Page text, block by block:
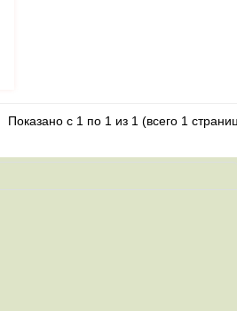
Показано с 1 по 1 из 1 (всего 1